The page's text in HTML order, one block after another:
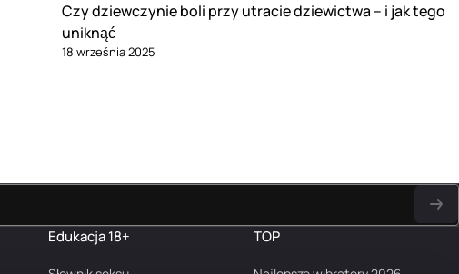
Czy dziewczynie boli przy utracie dziewictwa – i jak tego
uniknąć
18 września 2025
Edukacja 18+ TOP